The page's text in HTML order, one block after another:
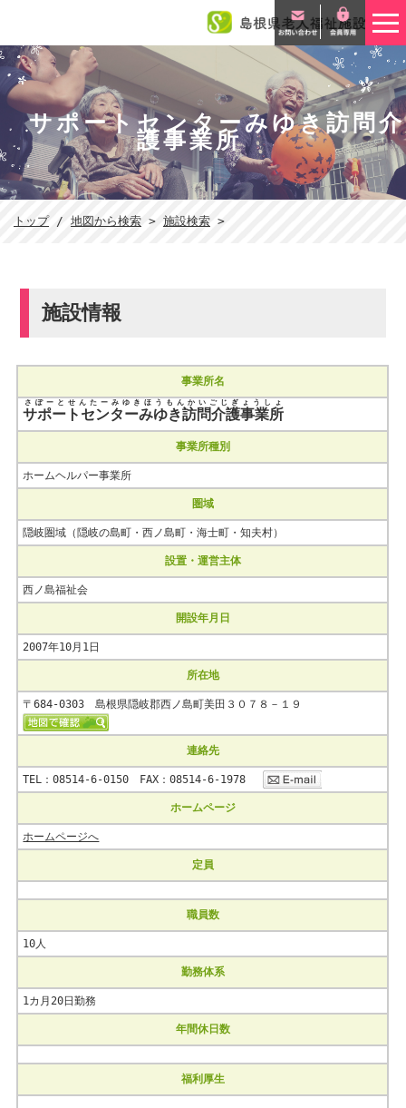
このページの本文へ
サポートセンターみゆき訪問介
護事業所
現
置：
トップ/ 地図から検索 > 施設検索 >
施設情報
事業所名
サポートセンターみゆき訪問介護事業所
さぽーとせんたーみゆきほうもんかいごじぎょうしょ
事業所種別
ホームヘルパー事業所
圏域
隠岐圏域（隠岐の島町・西ノ島町・海士町・知夫村）
設置・運営主体
西ノ島福祉会
開設年月日
2007年10月1日
所在地
〒684-0303 島根県隠岐郡西ノ島町美田３０７８－１９
連絡先
TEL：08514-6-0150 FAX：08514-6-1978
ホームページ
ホームページへ
定員
職員数
10人
勤務体系
1カ月20日勤務
年間休日数
福利厚生